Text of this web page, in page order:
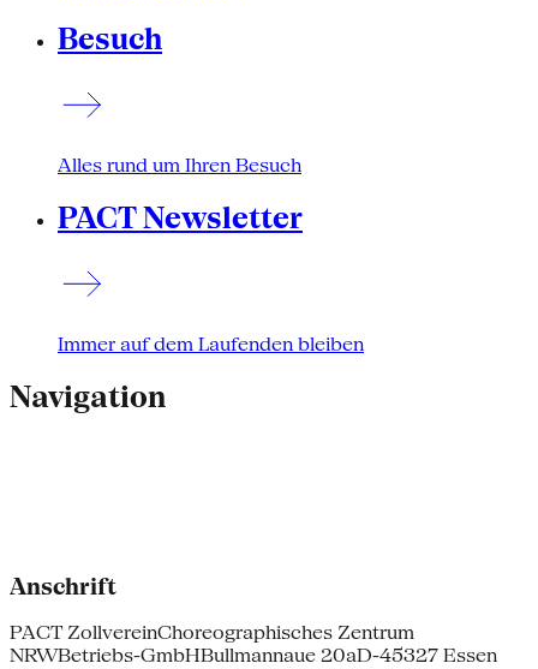
Besuch
Alles rund um Ihren Besuch
PACT Newsletter
Immer auf dem Laufenden bleiben
Navigation
Anschrift
PACT ZollvereinChoreographisches Zentrum
NRWBetriebs-GmbHBullmannaue 20aD-45327 Essen